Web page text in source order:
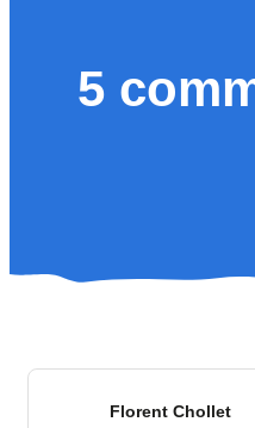
5
Florent Chollet